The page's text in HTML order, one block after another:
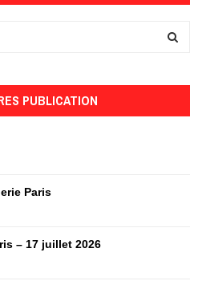
PUBLICATION
Paris
– 17 juillet 2026